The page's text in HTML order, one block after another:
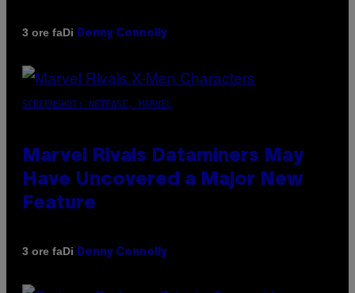
3 ore faDi Denny Connolly
SCREENSHOT: NETEASE, MARVEL
Marvel Rivals Dataminers May
Have Uncovered a Major New
Feature
3 ore faDi Denny Connolly